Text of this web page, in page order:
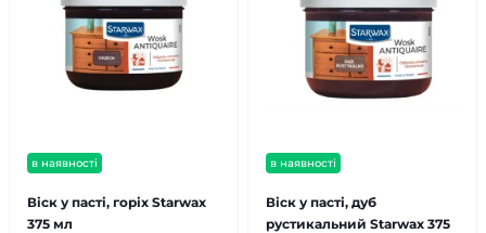
в наявності
Віск у пасті, горіх Starwax
375 мл
в наявності
Віск у пасті, дуб
рустикальний Starwax 375